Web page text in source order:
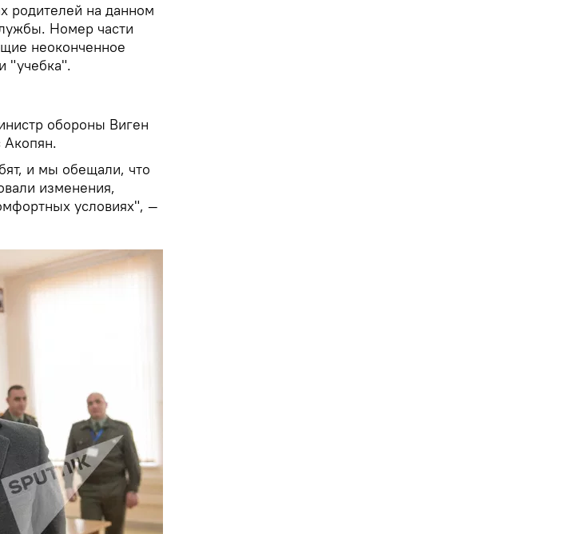
родителей на данном
Номер части
неоконченное
"учебка".
обороны Виген
Акопян.
и мы обещали, что
изменения,
условиях", —